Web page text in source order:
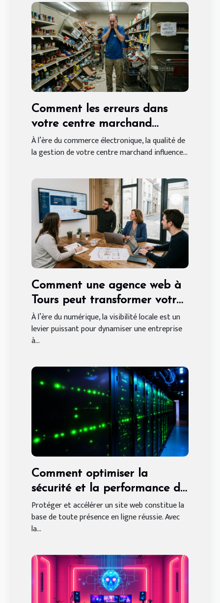
Comment les erreurs dans
votre centre marchand
peuvent affecter vos ventes
en ligne ?
À l’ère du commerce électronique, la qualité de
la gestion de votre centre marchand influence...
Comment une agence web à
Tours peut transformer votre
entreprise locale
À l’ère du numérique, la visibilité locale est un
levier puissant pour dynamiser une entreprise
à...
Comment optimiser la
sécurité et la performance de
votre site web ?
Protéger et accélérer un site web constitue la
base de toute présence en ligne réussie. Avec
la...